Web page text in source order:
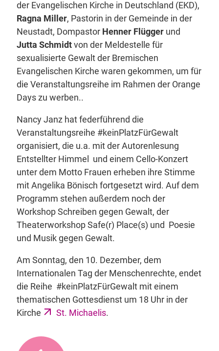
der Evangelischen Kirche in Deutschland (EKD),
Ragna Miller, Pastorin in der Gemeinde in der
Neustadt, Dompastor Henner Flüggerund
Jutta Schmidtvon der Meldestelle für
sexualisierte Gewalt der Bremischen
Evangelischen Kirche waren gekommen, um für
die Veranstaltungsreihe im Rahmen der Orange
Days zu werben..
Nancy Janz hat federführend die
Veranstaltungsreihe #keinPlatzFürGewalt
organisiert, die u.a. mit der Autorenlesung
Entstellter Himmel und einem Cello-Konzert
unter dem Motto Frauen erheben ihre Stimme
mit Angelika Bönisch fortgesetzt wird. Auf dem
Programm stehen außerdem noch der
Workshop Schreiben gegen Gewalt, der
Theaterworkshop Safe(r) Place(s) und Poesie
und Musik gegen Gewalt.
Am Sonntag, den 10. Dezember, dem
Internationalen Tag der Menschenrechte, endet
die Reihe #keinPlatzFürGewalt mit einem
thematischen Gottesdienst um 18 Uhr in der
Kirche
St. Michaelis.